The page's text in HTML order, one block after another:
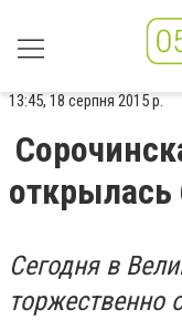
13:45, 18 серпня 2015 р.
открылась
Сегодня в
торжественно